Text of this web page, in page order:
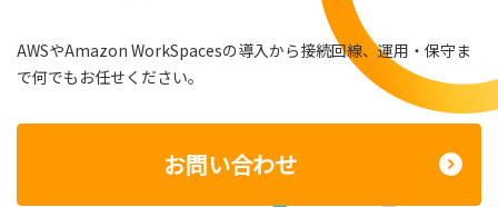
AWSやAmazon WorkSpacesの導入から接続回線、運用・保守ま
で何でもお任せください。
お問い合わせ